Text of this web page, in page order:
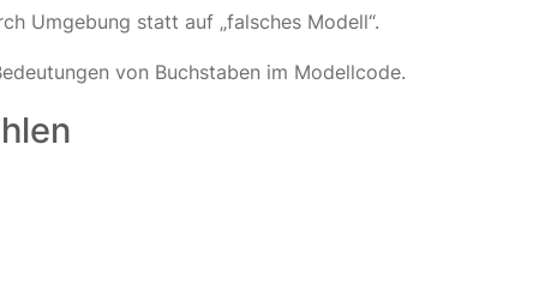
Umgebung statt auf „falsches Modell“.
von Buchstaben im Modellcode.